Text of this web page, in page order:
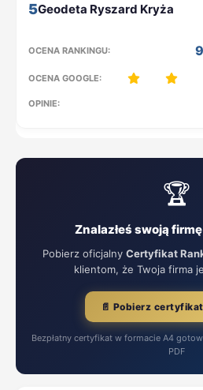
5
🏆
Znalazłeś swoją
Pobierz oficjalny Certyfikat
klientom, że Twoja firma
📄 Pobierz
Bezpłatny certyfikat w formacie A4
PDF